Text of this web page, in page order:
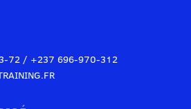
72 / +237 696-970-312